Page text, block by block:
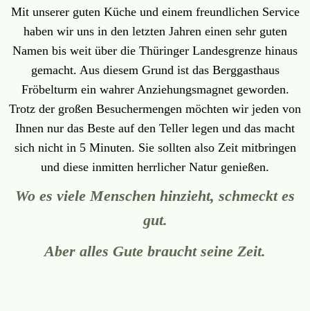
Mit unserer guten Küche und einem freundlichen Service
haben wir uns in den letzten Jahren einen sehr guten
Namen bis weit über die Thüringer Landesgrenze hinaus
gemacht. Aus diesem Grund ist das Berggasthaus
Fröbelturm ein wahrer Anziehungsmagnet geworden.
Trotz der großen Besuchermengen möchten wir jeden von
Ihnen nur das Beste auf den Teller legen und das macht
sich nicht in 5 Minuten. Sie sollten also Zeit mitbringen
und diese inmitten herrlicher Natur genießen.
Wo es viele Menschen hinzieht, schmeckt es
gut.
Aber alles Gute braucht seine Zeit.